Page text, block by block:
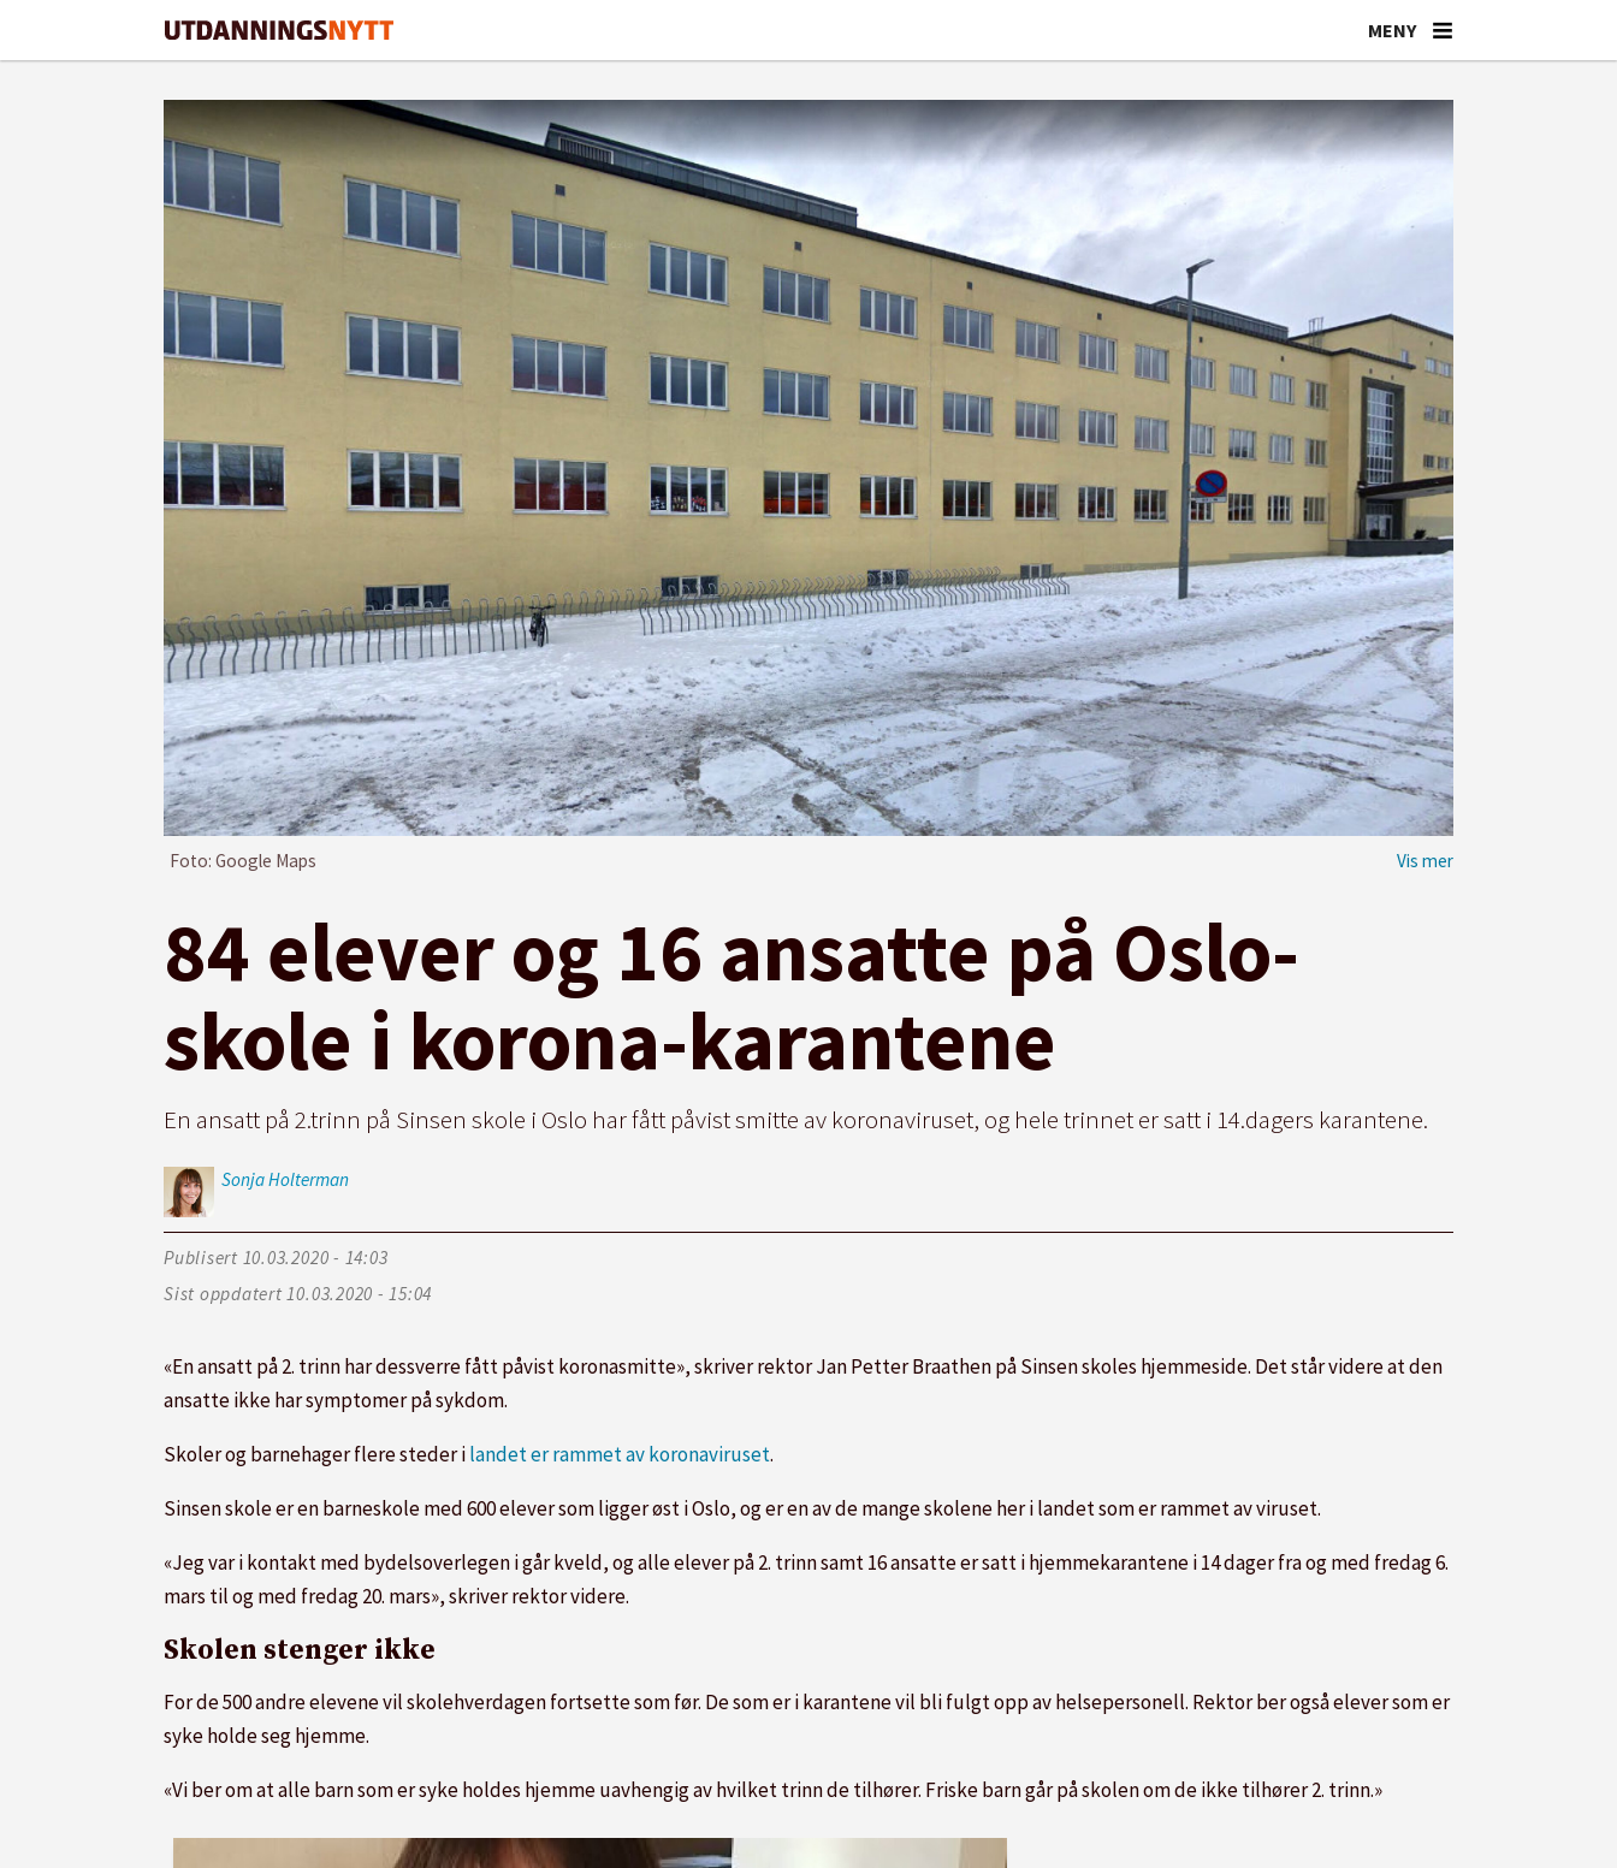
Foto: Google Maps
84 elever og 16 ansatte på Oslo-
skole i korona-karantene
En ansatt på 2.trinn på Sinsen skole i Oslo har fått påvist smitte av koronaviruset, og hele trinnet er satt i 14.dagers karantene.
SonjaHolterman
Publisert
10.03.2020 - 14:03
Sist oppdatert
10.03.2020 - 15:04
«En ansatt på 2. trinn har dessverre fått påvist koronasmitte», skriver rektor Jan Petter Braathen på Sinsen skoles hjemmeside. Det står videre at den
ansatte ikke har symptomer på sykdom.
Skoler og barnehager flere steder ilandet er rammet av koronaviruset.
Sinsen skole er en barneskole med 600 elever som ligger øst i Oslo, og er en av de mange skolene her i landet som er rammet av viruset.
«Jeg var i kontakt med bydelsoverlegen i går kveld, og alle elever på 2. trinn samt 16 ansatte er satt i hjemmekarantene i 14 dager fra og med fredag 6.
mars til og med fredag 20. mars», skriver rektor videre.
Skolen stenger ikke
For de 500 andre elevene vil skolehverdagen fortsette som før. De som er i karantene vil bli fulgt opp av helsepersonell. Rektor ber også elever som er
syke holde seg hjemme.
«Vi ber om at alle barn som er syke holdes hjemme uavhengig av hvilket trinn de tilhører. Friske barn går på skolen om de ikke tilhører 2. trinn.»